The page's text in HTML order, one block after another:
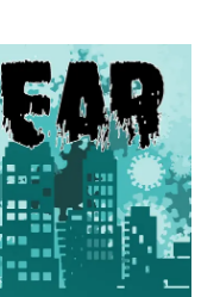
Tagesthema